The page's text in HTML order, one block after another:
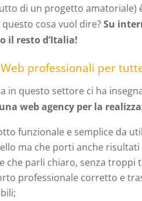
di un progetto amatoriale)
questo cosa vuol dire?Su
il resto d’Italia!
professionali per
in questo settore ci ha
web agency per la
funzionale e semplice da
ma che porti anche
che parli chiaro, senza troppi
professionale corretto e